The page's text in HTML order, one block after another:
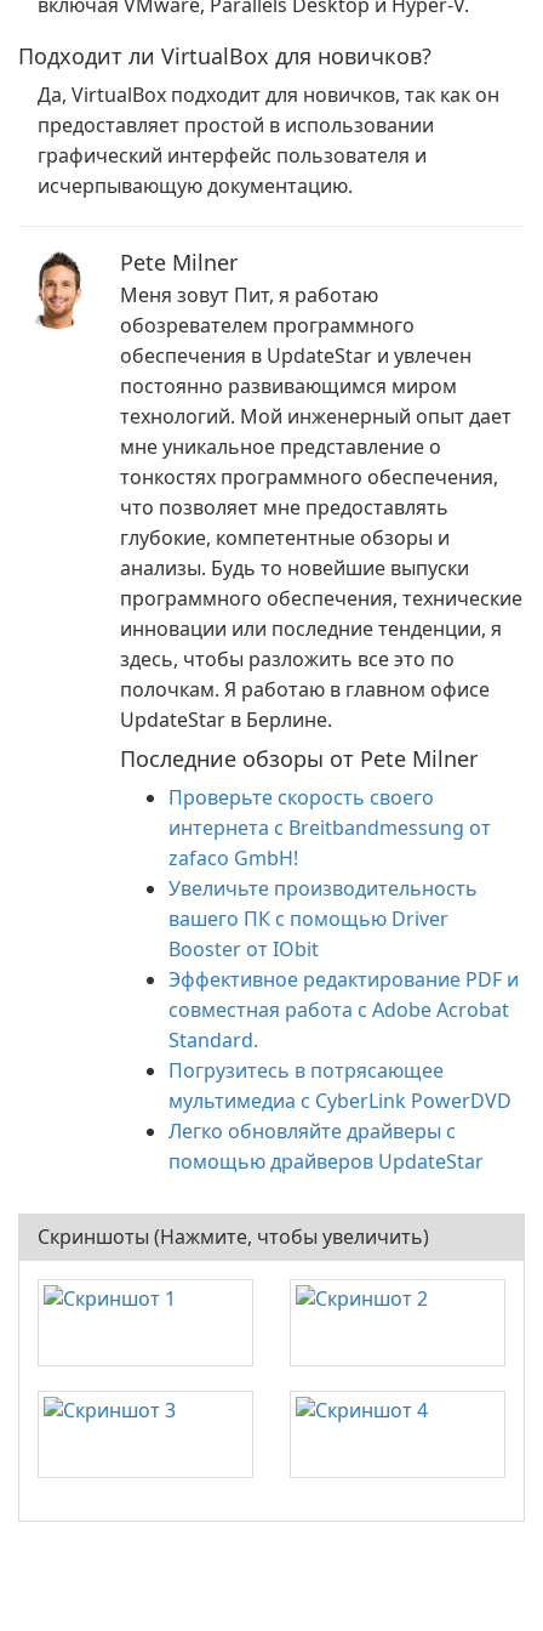
Подходит ли VirtualBox для новичков?
Да, VirtualBox подходит для новичков, так как он
предоставляет простой в использовании
графический интерфейс пользователя и
исчерпывающую документацию.
Pete Milner
Меня зовут Пит, я работаю
обозревателем программного
обеспечения в UpdateStar и увлечен
постоянно развивающимся миром
технологий. Мой инженерный опыт дает
мне уникальное представление о
тонкостях программного обеспечения,
что позволяет мне предоставлять
глубокие, компетентные обзоры и
анализы. Будь то новейшие выпуски
программного обеспечения, технические
инновации или последние тенденции, я
здесь, чтобы разложить все это по
полочкам. Я работаю в главном офисе
UpdateStar в Берлине.
Последние обзоры от Pete Milner
Проверьте скорость своего
интернета с Breitbandmessung от
zafaco GmbH!
Увеличьте производительность
вашего ПК с помощью Driver
Booster от IObit
Эффективное редактирование PDF и
совместная работа с Adobe Acrobat
Standard.
Погрузитесь в потрясающее
мультимедиа с CyberLink PowerDVD
Легко обновляйте драйверы с
помощью драйверов UpdateStar
Скриншоты (Нажмите, чтобы увеличить)